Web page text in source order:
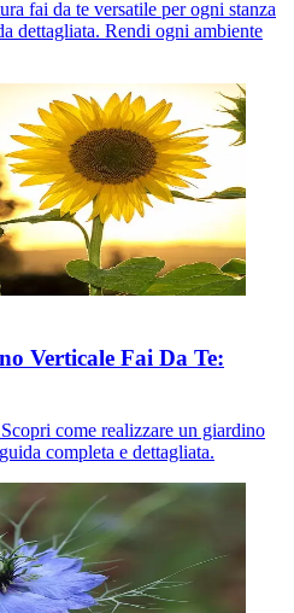
fai da te versatile per ogni stanza
dettagliata. Rendi ogni ambiente
Verticale Fai Da Te:
come realizzare un giardino
completa e dettagliata.